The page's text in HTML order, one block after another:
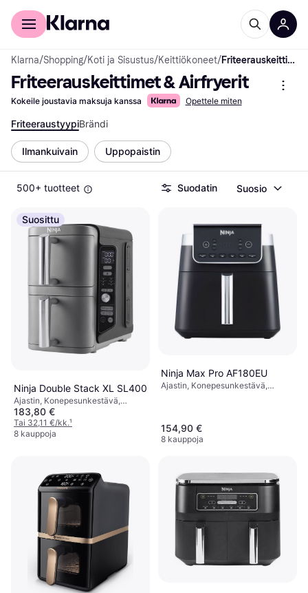
Kuluttajille
Klarna/Shopping/Koti ja Sisustus/Keittiökoneet/ Friteerauskeittimet & Airfryerit
Friteerauskeittimet & Airfryerit
Kokeile joustavia maksuja kanssa Opettele miten
FriteeraustyypiBrändi
Ilmankuivain Uppopaistin
500+ tuotteet Suodatin Suosio
Suosittu
Ninja Double Stack XL SL400
Ajastin, Konepesunkestävä,
Liukumattomat Jalat, Irrotettava
Kulho, 2470 watti, Kapasiteetti: 1.4
kg
183,80 €
Tai 32,11 €/kk.¹
8 kauppoja
Ninja Max Pro AF180EU
Ajastin, Konepesunkestävä,
154,90 €
8 kauppoja